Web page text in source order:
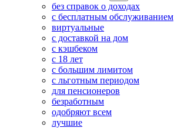
без справок о доходах
с бесплатным обслуживанием
виртуальные
с доставкой на дом
с кэшбеком
с 18 лет
с большим лимитом
с льготным периодом
для пенсионеров
безработным
одобряют всем
лучшие